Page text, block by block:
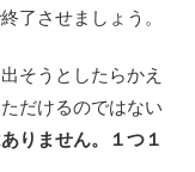
了させましょう。
そうとしたらかえ
だけるのではない
りません。１つ１